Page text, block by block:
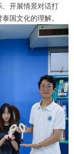
、开展情景对话打
国文化的理解。